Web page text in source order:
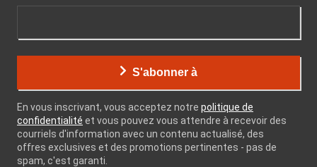
S'abonner à
En vous inscrivant, vous acceptez notre politique de
confidentialité et vous pouvez vous attendre à recevoir des
courriels d'information avec un contenu actualisé, des
offres exclusives et des promotions pertinentes - pas de
spam, c'est garanti.